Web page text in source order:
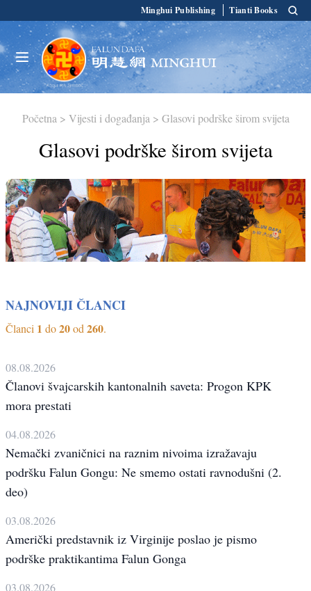
Minghui Publishing Tianti Books
Početna > Vijesti i događanja > Glasovi podrške širom svijeta
Glasovi podrške širom svijeta
NAJNOVIJI ČLANCI
Članci 1 do20od 260.
08.08.2026
Članovi švajcarskih kantonalnih saveta: Progon KPK
mora prestati
04.08.2026
Nemački zvaničnici na raznim nivoima izražavaju
podršku Falun Gongu: Ne smemo ostati ravnodušni (2.
deo)
03.08.2026
Američki predstavnik iz Virginije poslao je pismo
podrške praktikantima Falun Gonga
03.08.2026